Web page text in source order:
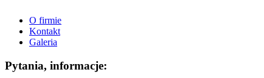
O firmie
Kontakt
Galeria
Pytania, informacje: